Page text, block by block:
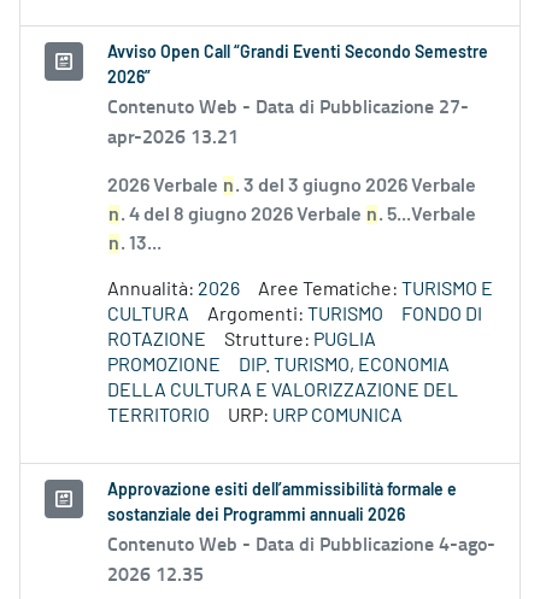
Avviso Open Call “Grandi Eventi Secondo Semestre
2026”
Contenuto Web - Data di Pubblicazione 27-
apr-2026 13.21
2026 Verbale n. 3 del 3 giugno 2026 Verbale
n. 4 del 8 giugno 2026 Verbale n. 5...Verbale
n. 13...
Annualità: 2026 Aree Tematiche: TURISMO E
CULTURA
Argomenti: TURISMO
FONDO DI
ROTAZIONE
Strutture: PUGLIA
PROMOZIONE
DIP. TURISMO, ECONOMIA
DELLA CULTURA E VALORIZZAZIONE DEL
TERRITORIO
URP: URP COMUNICA
Approvazione esiti dell’ammissibilità formale e
sostanziale dei Programmi annuali 2026
Contenuto Web - Data di Pubblicazione 4-ago-
2026 12.35